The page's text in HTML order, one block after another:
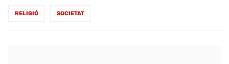
RELIGIÓ SOCIETAT